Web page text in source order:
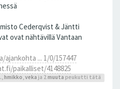
Cederqvist & Jäntti
ovat nähtävillä Vantaan
... 1/0/157447
paikalliset/4148825
, hmikko,veka ja 2 muuta peukutti tätä